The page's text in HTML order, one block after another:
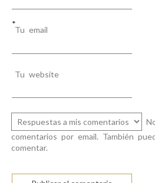
a
Tu email
*
Tu website
comentarios por email. También
comentar.